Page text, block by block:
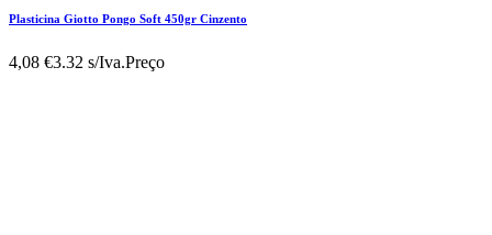
Plasticina Giotto Pongo Soft 450gr Cinzento
4,08 €3.32 s/Iva.Preço